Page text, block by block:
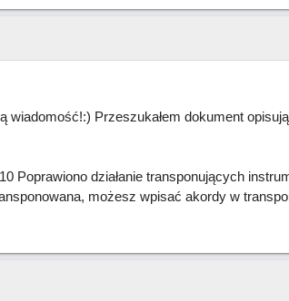
wiadomość!:) Przeszukałem dokument
Poprawiono działanie transponujących
możesz wpisać akordy w